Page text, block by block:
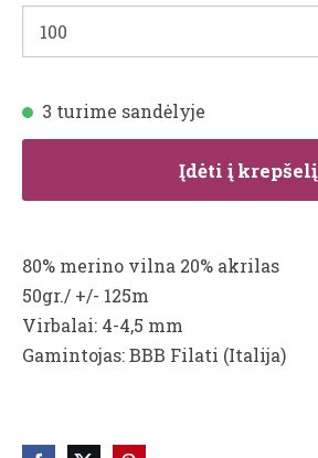
3 turime sandėlyje
Įdėti į krepšelį
80% merino vilna 20% akrilas
50gr./ +/- 125m
Virbalai: 4-4,5 mm
Gamintojas: BBB Filati (Italija)